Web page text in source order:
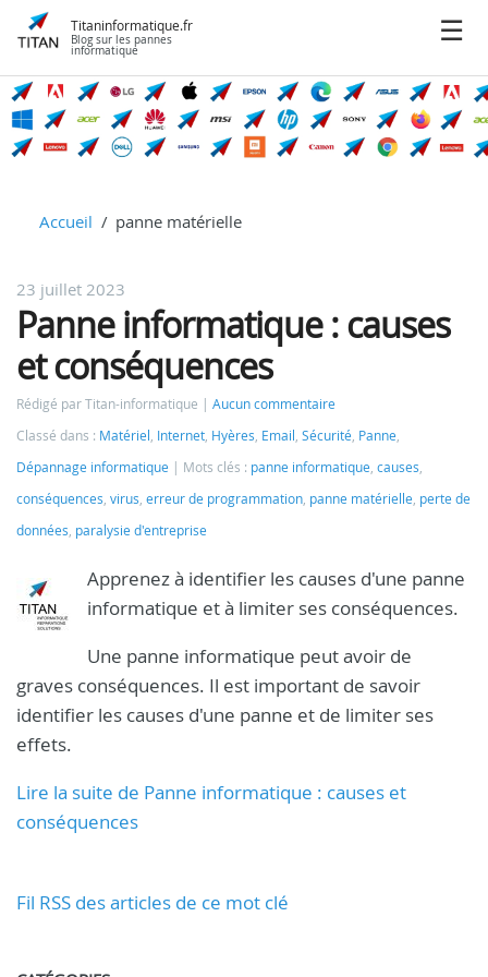
Titaninformatique.fr
Blog sur les pannes
informatique
Accueil panne matérielle
23 juillet 2023
Panne informatique : causes
et conséquences
Rédigé par Titan-informatique
Aucun commentaire
Classé dans : Matériel Internet Hyères Email Sécurité Panne
Dépannage informatique
Mots clés : panne informatique causes
conséquences virus erreur de programmation panne matérielle perte de
données paralysie d'entreprise
Apprenez à identifier les causes d'une panne
informatique et à limiter ses conséquences.
Une panne informatique peut avoir de
graves conséquences. Il est important de savoir
identifier les causes d'une panne et de limiter ses
effets.
Lire la suite de Panne informatique : causes et
conséquences
Fil RSS des articles de ce mot clé